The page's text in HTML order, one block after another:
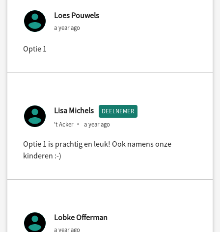
Loes Pouwels
a year ago
Optie 1
Lisa Michels DEELNEMER
't Acker a year ago
Optie 1 is prachtig en leuk! Ook namens onze
kinderen :-)
Lobke Offerman
a year ago